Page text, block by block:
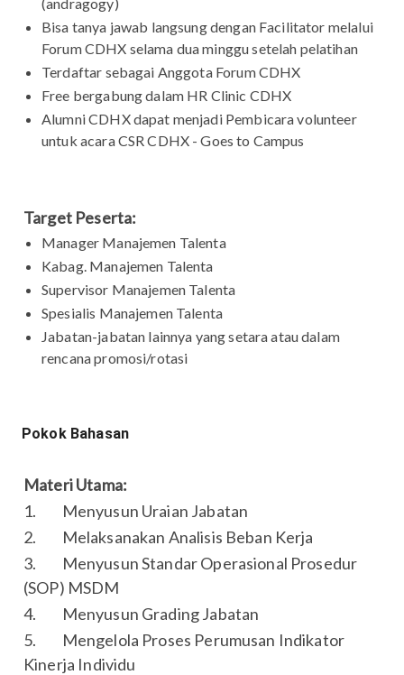
Bisa tanya jawab langsung dengan Facilitator melalui
Forum CDHX selama dua minggu setelah pelatihan
Terdaftar sebagai Anggota Forum CDHX
Free bergabung dalam HR Clinic CDHX
Alumni CDHX dapat menjadi Pembicara volunteer
untuk acara CSR CDHX - Goes to Campus
Target Peserta:
Manager Manajemen Talenta
Kabag. Manajemen Talenta
Supervisor Manajemen Talenta
Spesialis Manajemen Talenta
Jabatan-jabatan lainnya yang setara atau dalam
rencana promosi/rotasi
Pokok Bahasan
Materi Utama:
1. Menyusun Uraian Jabatan
2. Melaksanakan Analisis Beban Kerja
3. Menyusun Standar Operasional Prosedur
(SOP) MSDM
4. Menyusun Grading Jabatan
5. Mengelola Proses Perumusan Indikator
Kinerja Individu